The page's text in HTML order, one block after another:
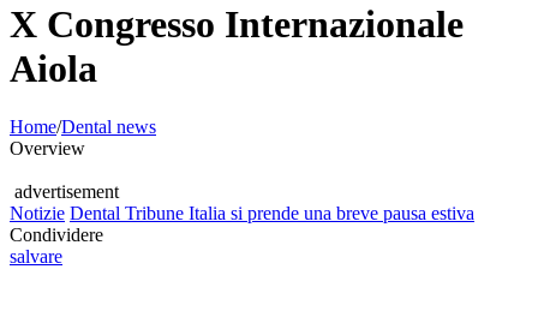
X Congresso Internazionale
Aiola
Home/Dental news
Overview
advertisement
Notizie Dental Tribune Italia si prende una breve pausa estiva
Condividere
salvare